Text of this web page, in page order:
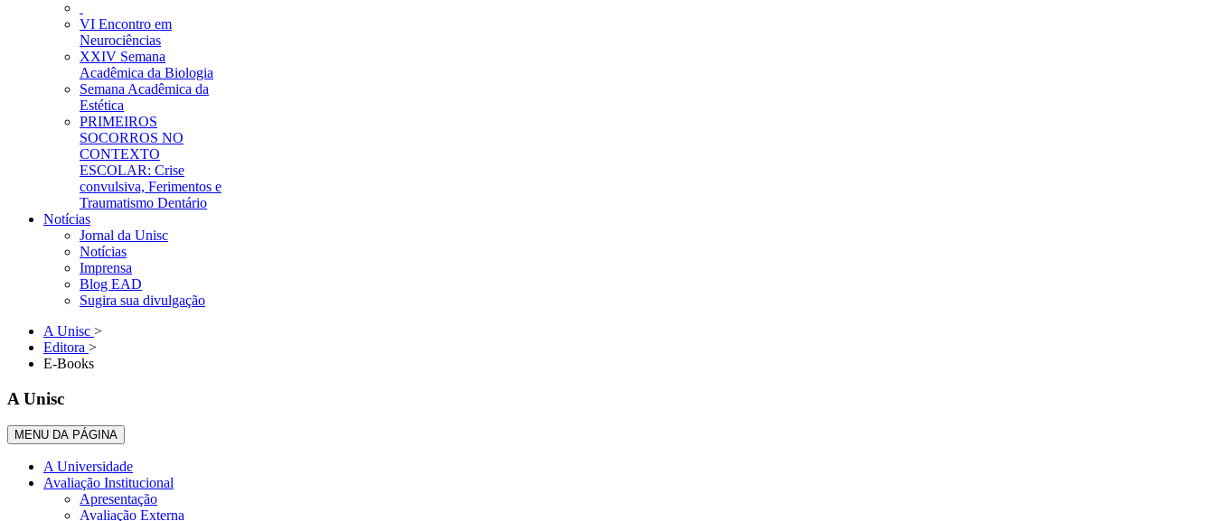
VI Encontro em
Neurociências
XXIV Semana
Acadêmica da Biologia
Semana Acadêmica da
Estética
PRIMEIROS
SOCORROS NO
CONTEXTO
ESCOLAR: Crise
convulsiva, Ferimentos e
Traumatismo Dentário
Notícias
Jornal da Unisc
Notícias
Imprensa
Blog EAD
Sugira sua divulgação
A Unisc >
Editora >
E-Books
A Unisc
MENU DA PÁGINA
A Universidade
Avaliação Institucional
Apresentação
Avaliação Externa